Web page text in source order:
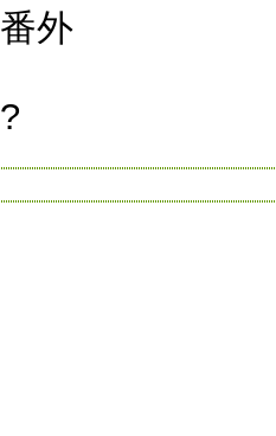
番外
?